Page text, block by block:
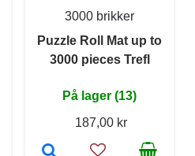
3000 brikker
Puzzle Roll Mat up to
3000 pieces Trefl
På lager (13)
187,00 kr